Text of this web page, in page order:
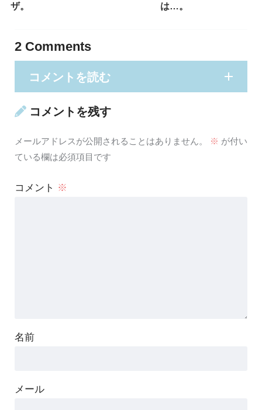
ザ。
は…。
2Comments
コメントを読む
コメントを残す
メールアドレスが公開されることはありません。 ※ が付い
ている欄は必須項目です
コメント ※
名前
メール